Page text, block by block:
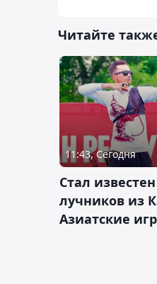
Читайте
11:43, Сегодня
Стал
лучников из
Азиатские